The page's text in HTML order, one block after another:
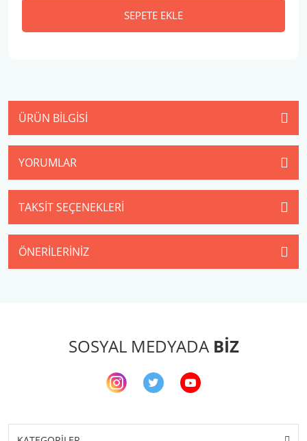
SEPETE EKLE
ÜRÜN BILGISI
YORUMLAR
TAKSIT SEÇENEKLERI
ÖNERILERINIZ
SOSYAL MEDYADA BİZ